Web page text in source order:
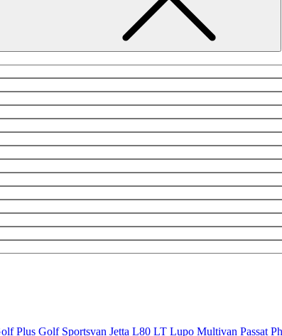
Plus Golf Sportsvan Jetta L80 LT Lupo Multivan Passat